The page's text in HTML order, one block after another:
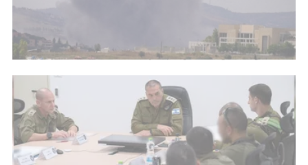
الولايات المتحدة مسبقًا عن الهجوم في بيروت. ووفقًا
للتقرير، تم إرسال الإخطار المسبق مباشرة إلى القيادة
المركزية للجيش الأمريكي (CENTCOM)، التي تحتفظ
بعلاقة وثيقة مع الجيش الإسرائيلي.